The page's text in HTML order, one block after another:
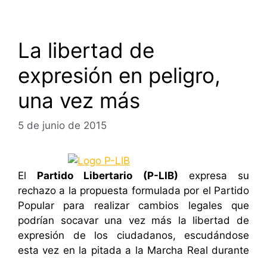
La libertad de
expresión en peligro,
una vez más
5 de junio de 2015
El Partido Libertario (P-LIB) expresa su
rechazo a la propuesta formulada por el Partido
Popular para realizar cambios legales que
podrían socavar una vez más la libertad de
expresión de los ciudadanos, escudándose
esta vez en la pitada a la Marcha Real durante